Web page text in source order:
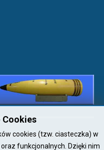
Cookies
cookies (tzw. ciasteczka) w
funkcjonalnych. Dzięki nim
Powered byZabytki-